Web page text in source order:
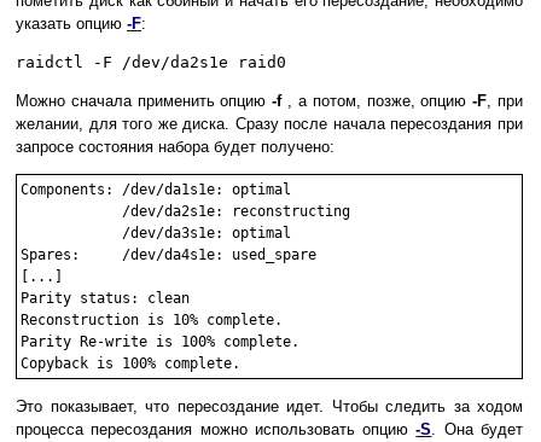
указать опцию -F:
raidctl -F /dev/da2s1e raid0
Можно сначала применить опцию-f , а потом, позже, опцию-F, при
желании, для того же диска. Сразу после начала пересоздания при
запросе состояния набора будет получено:
Components: /dev/da1s1e: optimal
            /dev/da2s1e: reconstructing
            /dev/da3s1e: optimal
Spares:     /dev/da4s1e: used_spare
[...]
Parity status: clean
Reconstruction is 10% complete.
Parity Re-write is 100% complete.
Это показывает, что пересоздание идет. Чтобы следить за ходом
процесса пересоздания можно использовать опцию-S. Она будет